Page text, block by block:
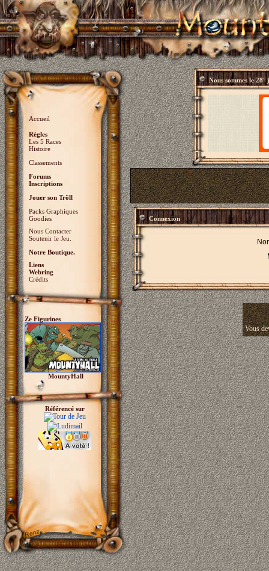
Accueil
Règles
Les 5 Races
Histoire
Classements
Forums
Inscriptions
Jouer son Trõll
Packs Graphiques
Goodies
Nous Contacter
Soutenir le Jeu.
Notre Boutique.
Liens
Webring
Crédits
Ze Figurines
MountyHall
Référencé sur
Nous sommes le28°
Connexion
Vous